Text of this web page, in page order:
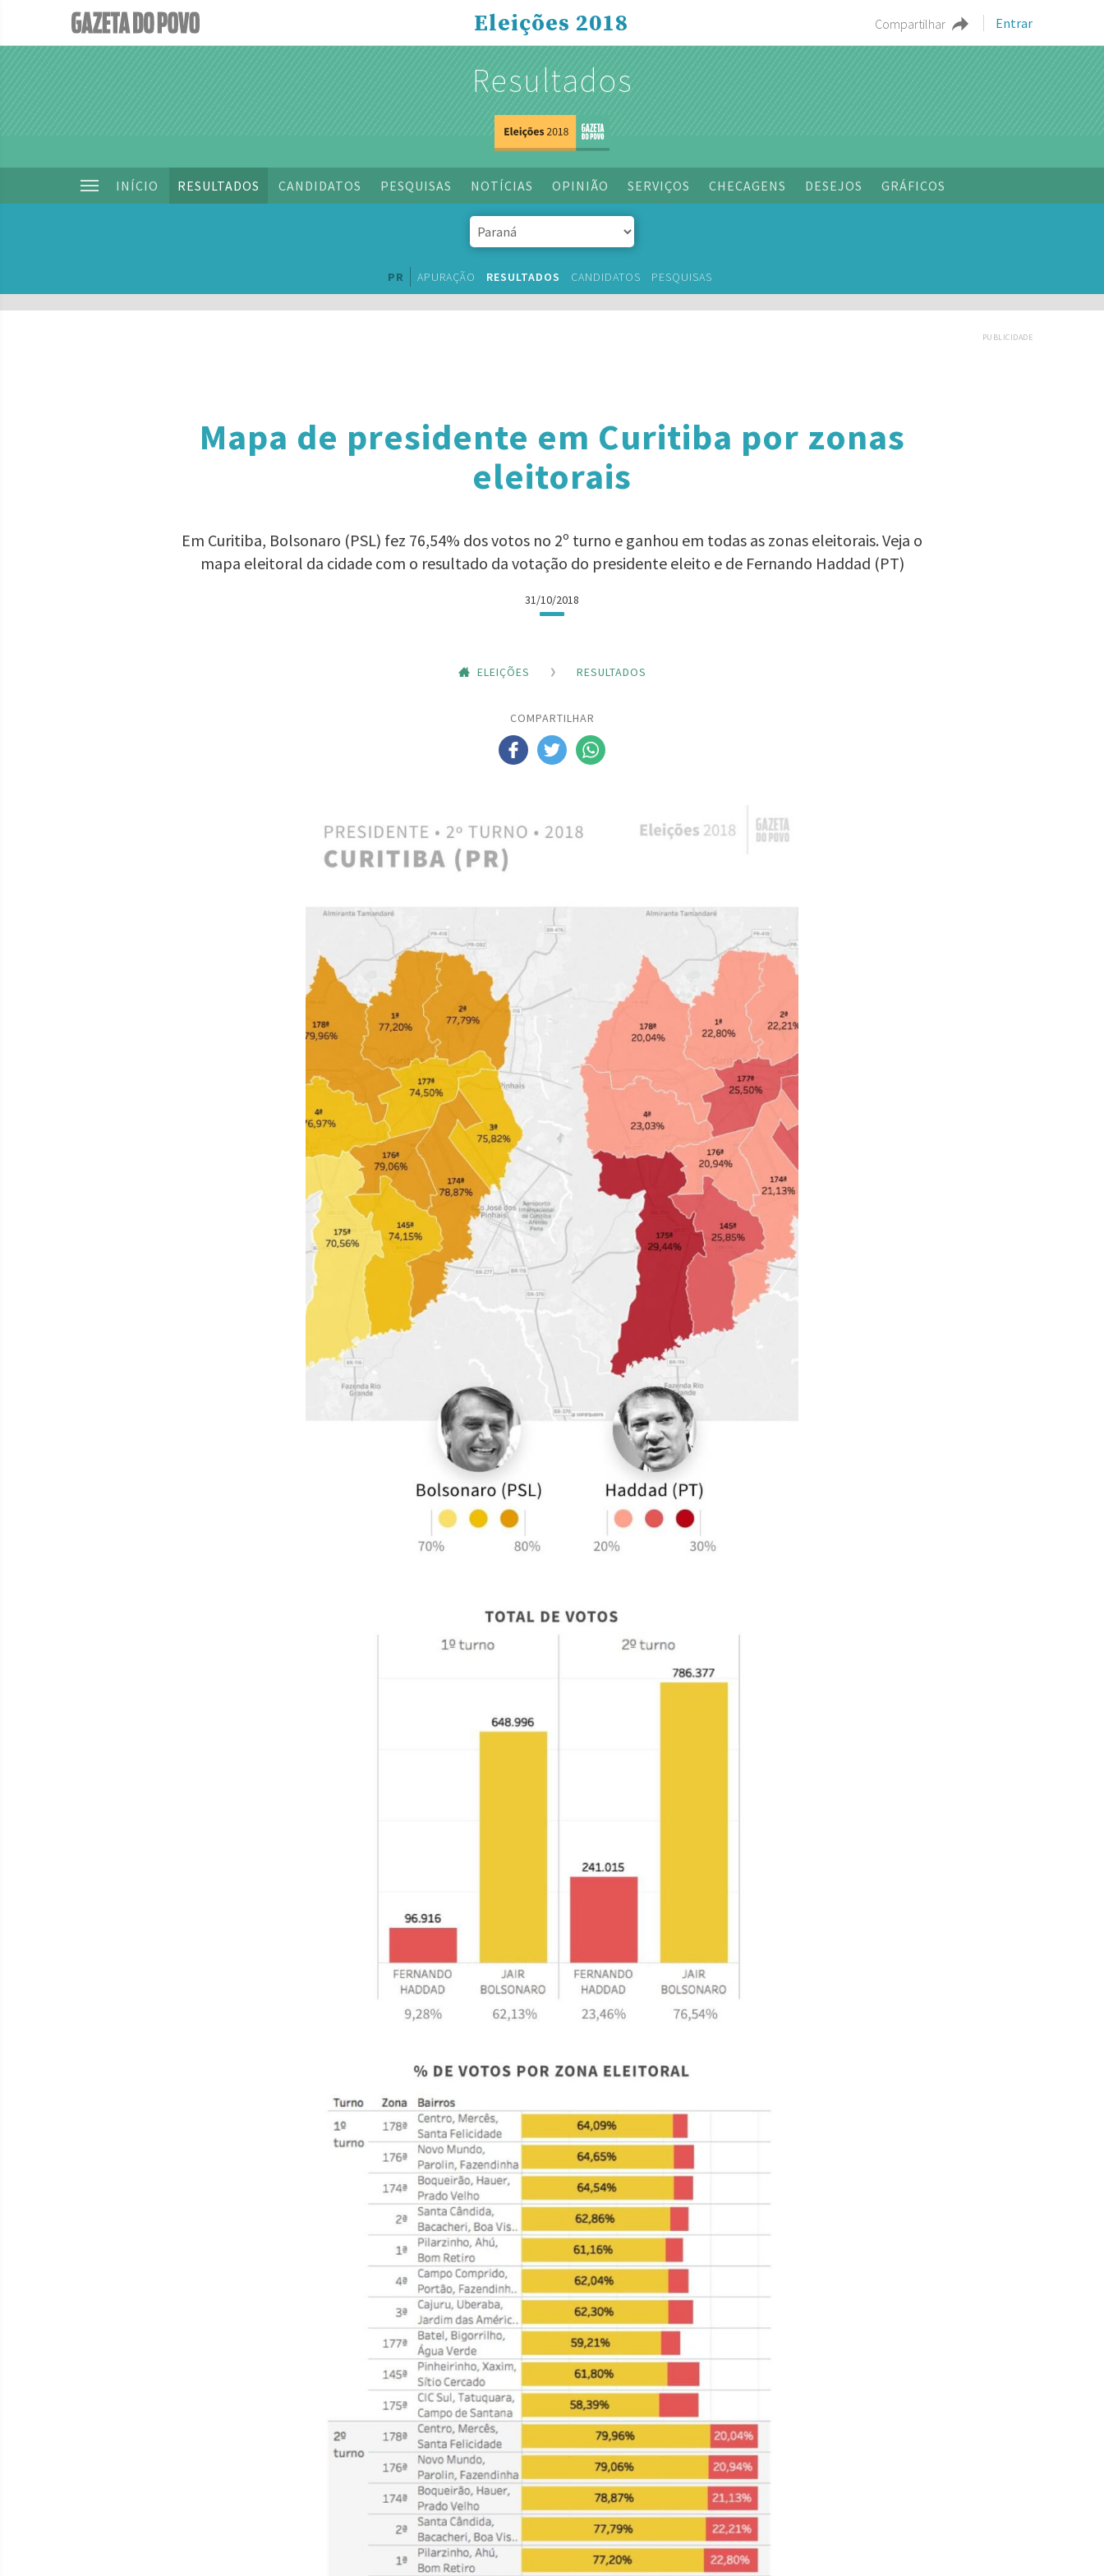
Compartilhar Entrar
Eleições 2018
Resultados
INÍCIO RESULTADOS CANDIDATOS PESQUISAS NOTÍCIAS OPINIÃO SERVIÇOS CHECAGENS DESEJOS GRÁFICOS
PR APURAÇÃO RESULTADOS CANDIDATOS PESQUISAS
PUBLICIDADE
Mapa de presidente em Curitiba por zonas
eleitorais
Em Curitiba, Bolsonaro (PSL) fez 76,54% dos votos no 2º turno e ganhou em todas as zonas eleitorais. Veja o
mapa eleitoral da cidade com o resultado da votação do presidente eleito e de Fernando Haddad (PT)
31/10/2018
ELEIÇÕES RESULTADOS
COMPARTILHAR